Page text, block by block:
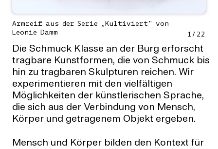
1 / 22
Armreif aus der Serie „Kultiviert" von
Leonie Damm
Die Schmuck Klasse an der Burg erforscht
tragbare Kunstformen, die von Schmuck bis
hin zu tragbaren Skulpturen reichen. Wir
experimentieren mit den vielfältigen
Möglichkeiten der künstlerischen Sprache,
die sich aus der Verbindung von Mensch,
Körper und getragenem Objekt ergeben.
Mensch und Körper bilden den Kontext für